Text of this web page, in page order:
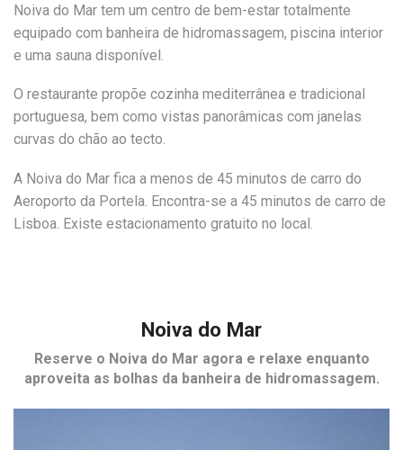
Noiva do Mar tem um centro de bem-estar totalmente
equipado com banheira de hidromassagem, piscina interior
e uma sauna disponível.
O restaurante propõe cozinha mediterrânea e tradicional
portuguesa, bem como vistas panorâmicas com janelas
curvas do chão ao tecto.
A Noiva do Mar fica a menos de 45 minutos de carro do
Aeroporto da Portela. Encontra-se a 45 minutos de carro de
Lisboa. Existe estacionamento gratuito no local.
Noiva do Mar
Reserve o Noiva do Mar agora e relaxe enquanto
aproveita as bolhas da banheira de hidromassagem.